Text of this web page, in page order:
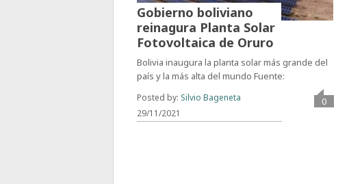
Gobierno boliviano
reinagura Planta Solar
Fotovoltaica de Oruro
Bolivia inaugura la planta solar más grande del
país y la más alta del mundo Fuente:
Posted by: Silvio Bageneta
29/11/2021
0